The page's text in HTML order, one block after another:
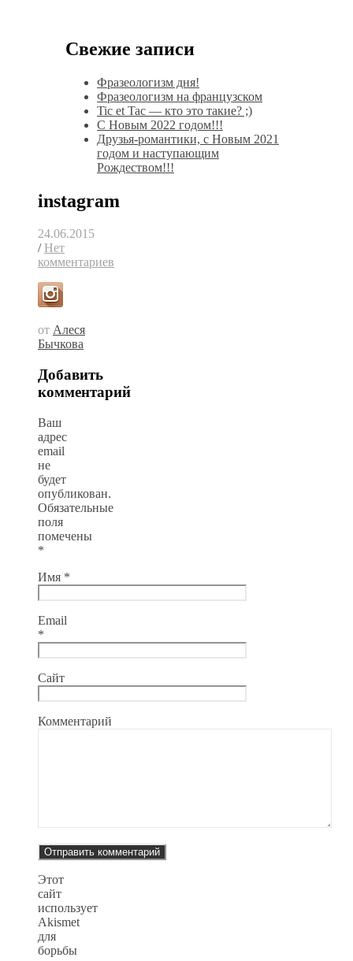
Свежие записи
Фразеологизм дня!
Фразеологизм на французском
Tic et Tac — кто это такие? ;)
С Новым 2022 годом!!!
Друзья-романтики, с Новым 2021
годом и наступающим
Рождеством!!!
instagram
24.06.2015
/ Нет
комментариев
от Алеся
Бычкова
Добавить
комментарий
Ваш
адрес
email
не
будет
опубликован.
Обязательные
поля
помечены
*
Имя *
Email
*
Сайт
Комментарий
Этот
сайт
использует
Akismet
для
борьбы